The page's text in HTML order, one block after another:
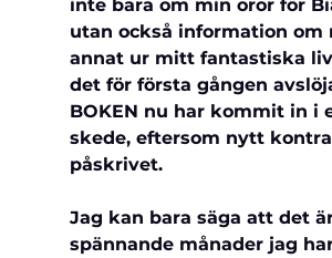
inte bara om min oror för
utan också information om
annat ur mitt fantastiska
det för första gången
BOKEN nu har kommit in i
skede, eftersom nytt
påskrivet.
Jag kan bara säga att det
spännande månader jag